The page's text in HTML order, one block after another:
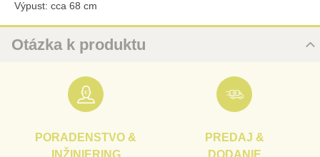
Výpust: cca 68 cm
Otázka k produktu
PRODUKTPORADENSTVO &
INŽINIERING
PREDAJ &
DODANIE